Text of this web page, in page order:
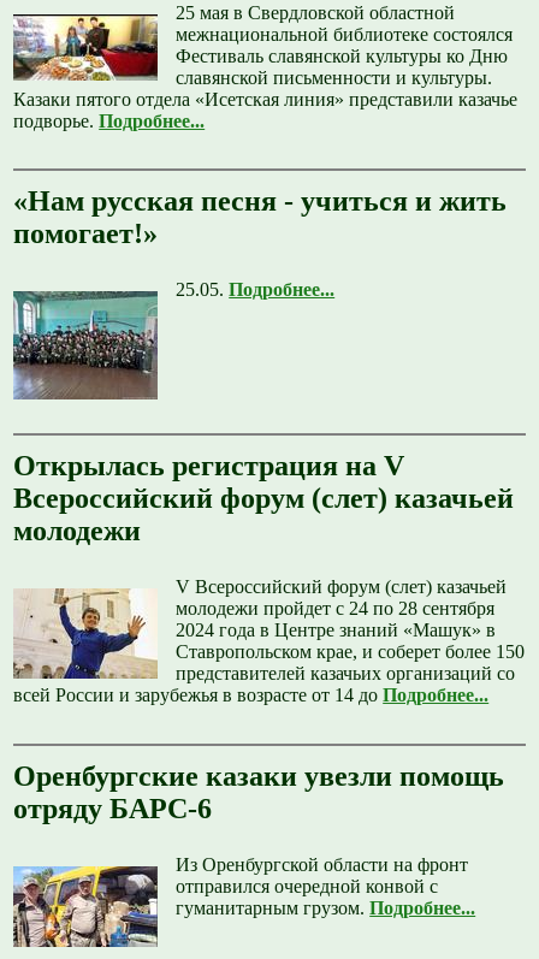
25 мая в Свердловской областной
межнациональной библиотеке состоялся
Фестиваль славянской культуры ко Дню
славянской письменности и культуры.
Казаки пятого отдела «Исетская линия» представили казачье
подворье.Подробнее...
«Нам русская песня - учиться и жить
помогает!»
25.05.Подробнее...
Открылась регистрация на V
Всероссийский форум (слет) казачьей
молодежи
V Всероссийский форум (слет) казачьей
молодежи пройдет с 24 по 28 сентября
2024 года в Центре знаний «Машук» в
Ставропольском крае, и соберет более 150
представителей казачьих организаций со
всей России и зарубежья в возрасте от 14 доПодробнее...
Оренбургские казаки увезли помощь
отряду БАРС-6
Из Оренбургской области на фронт
отправился очередной конвой с
гуманитарным грузом.Подробнее...